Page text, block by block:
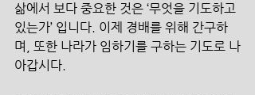
삶에서 보다 중요한 것은 ‘무엇을 기도하고
있는가’ 입니다. 이제 경배를 위해 간구하
며, 또한 나라가 임하기를 구하는 기도로 나
아갑시다.